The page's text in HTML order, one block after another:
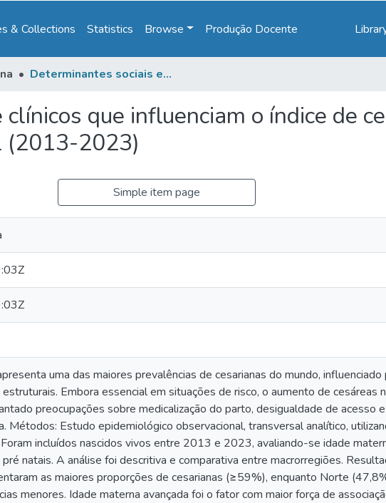
& Collections Statistics Browse Produção Docente
Determinantes sociais e clínicos que influenciam o índice de cesarianas nas macrorregiões do Brasil (2013-2023)
que influenciam o índice de
(2013-2023)
Simple item page
uma das maiores prevalências de cesarianas do mundo,
Embora essencial em situações de risco, o aumento de cesáreas
preocupações sobre medicalização do parto, desigualdade de acesso
Métodos: Estudo epidemiológico observacional, transversal analítico,
incluídos nascidos vivos entre 2013 e 2023, avaliando-se idade
natais. A análise foi descritiva e comparativa entre macrorregiões.
as maiores proporções de cesarianas (≥59%), enquanto Norte
menores. Idade materna avançada foi o fator com maior força de